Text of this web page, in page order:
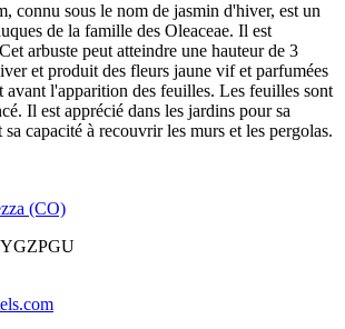
connu sous le nom de jasmin d'hiver, est un
de la famille des Oleaceae. Il est
arbuste peut atteindre une hauteur de 3
et produit des fleurs jaune vif et parfumées
avant l'apparition des feuilles. Les feuilles sont
Il est apprécié dans les jardins pour sa
capacité à recouvrir les murs et les pergolas.
(CO)